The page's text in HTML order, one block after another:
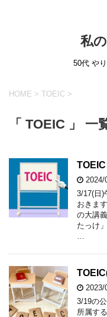
私
50代 や
HOME > TOEIC >
「 TOEIC 」 一
2024/
3/17(日)
おきま
の大講
たっけ
2023/
3/19の
所属す